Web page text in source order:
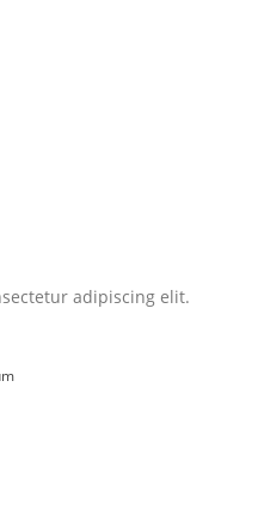
adipiscing elit.